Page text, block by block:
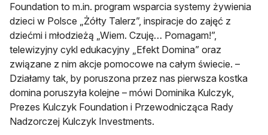
Foundation to m.in. program wsparcia systemy żywienia
dzieci w Polsce „Żółty Talerz”, inspiracje do zajęć z
dziećmi i młodzieżą „Wiem. Czuję… Pomagam!”,
telewizyjny cykl edukacyjny „Efekt Domina” oraz
związane z nim akcje pomocowe na całym świecie. –
Działamy tak, by poruszona przez nas pierwsza kostka
domina poruszyła kolejne – mówi Dominika Kulczyk,
Prezes Kulczyk Foundation i Przewodnicząca Rady
Nadzorczej Kulczyk Investments.